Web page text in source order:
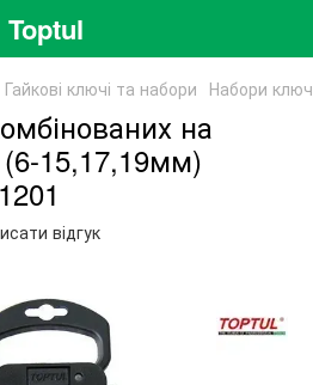
Toptul
Гайкові ключі та набори Набори
на
15,17,19мм)
відгук